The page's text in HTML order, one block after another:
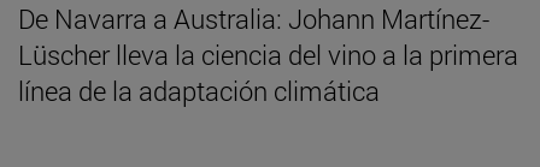
De Navarra a Australia: Johann Martínez-
Lüscher lleva la ciencia del vino a la primera
línea de la adaptación climática